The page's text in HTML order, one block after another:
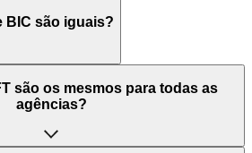
BIC são iguais?
"Society for Worldwide
(Sociedade para
uma rede mundial onde se
são os mesmos para todas as
agências?